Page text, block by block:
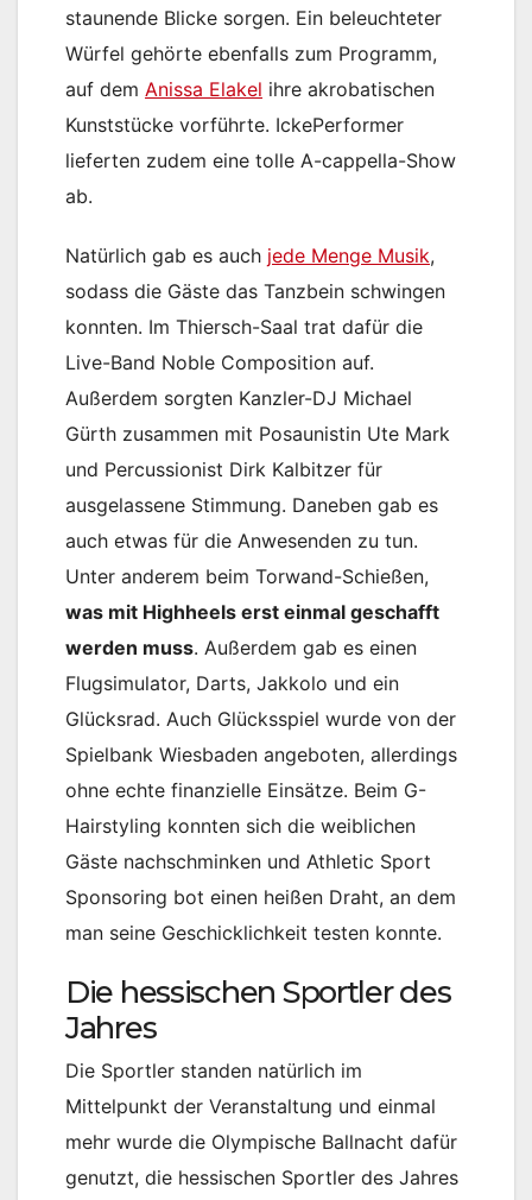
staunende Blicke sorgen. Ein beleuchteter
Würfel gehörte ebenfalls zum Programm,
auf dem Anissa Elakel ihre akrobatischen
Kunststücke vorführte. IckePerformer
lieferten zudem eine tolle A-cappella-Show
ab.
Natürlich gab es auch jede Menge Musik,
sodass die Gäste das Tanzbein schwingen
konnten. Im Thiersch-Saal trat dafür die
Live-Band Noble Composition auf.
Außerdem sorgten Kanzler-DJ Michael
Gürth zusammen mit Posaunistin Ute Mark
und Percussionist Dirk Kalbitzer für
ausgelassene Stimmung. Daneben gab es
auch etwas für die Anwesenden zu tun.
Unter anderem beim Torwand-Schießen,
was mit Highheels erst einmal geschafft
werden muss. Außerdem gab es einen
Flugsimulator, Darts, Jakkolo und ein
Glücksrad. Auch Glücksspiel wurde von der
Spielbank Wiesbaden angeboten, allerdings
ohne echte finanzielle Einsätze. Beim G-
Hairstyling konnten sich die weiblichen
Gäste nachschminken und Athletic Sport
Sponsoring bot einen heißen Draht, an dem
man seine Geschicklichkeit testen konnte.
Die hessischen Sportler des
Jahres
Die Sportler standen natürlich im
Mittelpunkt der Veranstaltung und einmal
mehr wurde die Olympische Ballnacht dafür
genutzt, die hessischen Sportler des Jahres